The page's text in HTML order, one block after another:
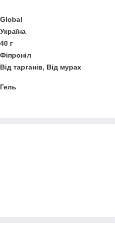
Global
Україна
40 г
Фіпроніл
Від тарганів, Від мурах
Гель